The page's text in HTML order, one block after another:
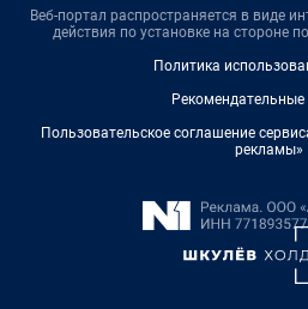
Веб-портал распространяется в виде
действия по установке на стороне
Политика
Пользовательское соглашение
рекламы»